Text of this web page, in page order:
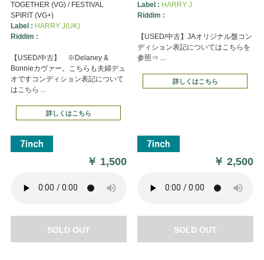
TOGETHER (VG) / FESTIVAL
SPIRIT (VG+)
Label : HARRY J(UK)
Riddim :
【USED/中古】 ※Delaney &
Bonnieカヴァー。こちらも夫婦デュ
オですコンディション表記について
はこちら ...
詳しくはこちら
￥ 1,500
SOLD OUT
Label : HARRY J
Riddim :
【USED/中古】JAオリジナル盤コン
ディション表記についてはこちらを
参照⇒ ...
詳しくはこちら
￥2,500
SOLD OUT